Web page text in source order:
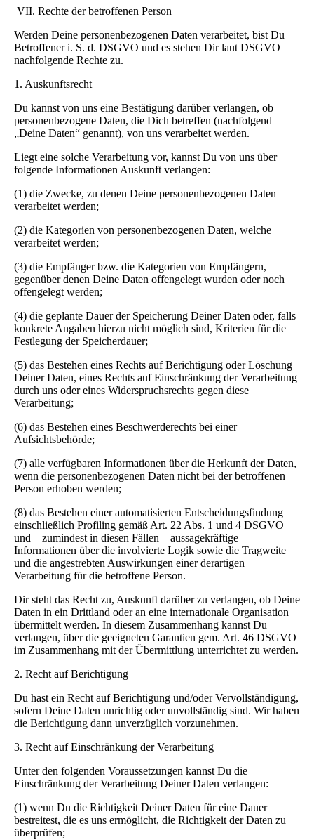
VII. Rechte der betroffenen Person
Werden Deine personenbezogenen Daten verarbeitet, bist Du
Betroffener i. S. d. DSGVO und es stehen Dir laut DSGVO
nachfolgende Rechte zu.
1. Auskunftsrecht
Du kannst von uns eine Bestätigung darüber verlangen, ob
personenbezogene Daten, die Dich betreffen (nachfolgend
„Deine Daten“ genannt), von uns verarbeitet werden.
Liegt eine solche Verarbeitung vor, kannst Du von uns über
folgende Informationen Auskunft verlangen:
(1) die Zwecke, zu denen Deine personenbezogenen Daten
verarbeitet werden;
(2) die Kategorien von personenbezogenen Daten, welche
verarbeitet werden;
(3) die Empfänger bzw. die Kategorien von Empfängern,
gegenüber denen Deine Daten offengelegt wurden oder noch
offengelegt werden;
(4) die geplante Dauer der Speicherung Deiner Daten oder, falls
konkrete Angaben hierzu nicht möglich sind, Kriterien für die
Festlegung der Speicherdauer;
(5) das Bestehen eines Rechts auf Berichtigung oder Löschung
Deiner Daten, eines Rechts auf Einschränkung der Verarbeitung
durch uns oder eines Widerspruchsrechts gegen diese
Verarbeitung;
(6) das Bestehen eines Beschwerderechts bei einer
Aufsichtsbehörde;
(7) alle verfügbaren Informationen über die Herkunft der Daten,
wenn die personenbezogenen Daten nicht bei der betroffenen
Person erhoben werden;
(8) das Bestehen einer automatisierten Entscheidungsfindung
einschließlich Profiling gemäß Art. 22 Abs. 1 und 4 DSGVO
und – zumindest in diesen Fällen – aussagekräftige
Informationen über die involvierte Logik sowie die Tragweite
und die angestrebten Auswirkungen einer derartigen
Verarbeitung für die betroffene Person.
Dir steht das Recht zu, Auskunft darüber zu verlangen, ob Deine
Daten in ein Drittland oder an eine internationale Organisation
übermittelt werden. In diesem Zusammenhang kannst Du
verlangen, über die geeigneten Garantien gem. Art. 46 DSGVO
im Zusammenhang mit der Übermittlung unterrichtet zu werden.
2. Recht auf Berichtigung
Du hast ein Recht auf Berichtigung und/oder Vervollständigung,
sofern Deine Daten unrichtig oder unvollständig sind. Wir haben
die Berichtigung dann unverzüglich vorzunehmen.
3. Recht auf Einschränkung der Verarbeitung
Unter den folgenden Voraussetzungen kannst Du die
Einschränkung der Verarbeitung Deiner Daten verlangen:
(1) wenn Du die Richtigkeit Deiner Daten für eine Dauer
bestreitest, die es uns ermöglicht, die Richtigkeit der Daten zu
überprüfen;